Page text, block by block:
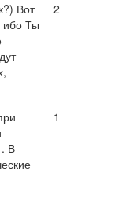
Вот
ибо Ты
2
. В
1